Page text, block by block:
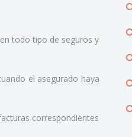
todo tipo de seguros y
el asegurado haya
correspondientes